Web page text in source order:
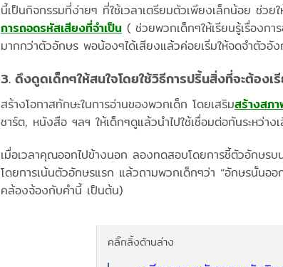
นี้เป็นกิจกรรมที่ง่ายๆ ที่ใช้เวลาเตรียมตัวเพียงเล็กน้อย ช่วย
การถอดรหัสเสียงที่จำเป็น ( ช่วยพวกเด็กๆให้เรียนรู้เรื่องก
มากกว่าตัวอักษร พอน้องๆได้เสียงแล้วค่อยเริ่มให้จดจำตัวอั
3. ดึงดูดเด็กๆให้สนใจโดยใช้วิธีการปริ้นสิ่งที่จะต้องเ
สร้างโอกาสทักษะในการอ่านของพวกเด็ก โดยเสริมสร้างสภ
ชาร์ต, หนังสือ ฯลฯ ให้เด็กๆดูแล้วนำไปใช้เชื่อมต่อกันระหว่า
เมื่อเวลาคุณออกไปข้างนอก ลองทดสอบโดยการชี้ตัวอักษร
โดยการเน้นตัวอักษรแรก แล้วถามพวกเด็กๆว่า “อักษรนั้นออ
คล้องจ้องกับคำนี้ เป็นต้น)
คลิ๊กลิ้งด้านล่าง